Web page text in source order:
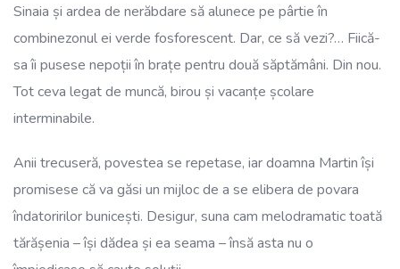
Sinaia și ardea de nerăbdare să alunece pe pârtie în
combinezonul ei verde fosforescent. Dar, ce să vezi?… Fiică-
sa îi pusese nepoții în brațe pentru două săptămâni. Din nou.
Tot ceva legat de muncă, birou și vacanțe școlare
interminabile.
Anii trecuseră, povestea se repetase, iar doamna Martin își
promisese că va găsi un mijloc de a se elibera de povara
îndatoririlor bunicești. Desigur, suna cam melodramatic toată
tărășenia – își dădea și ea seama – însă asta nu o